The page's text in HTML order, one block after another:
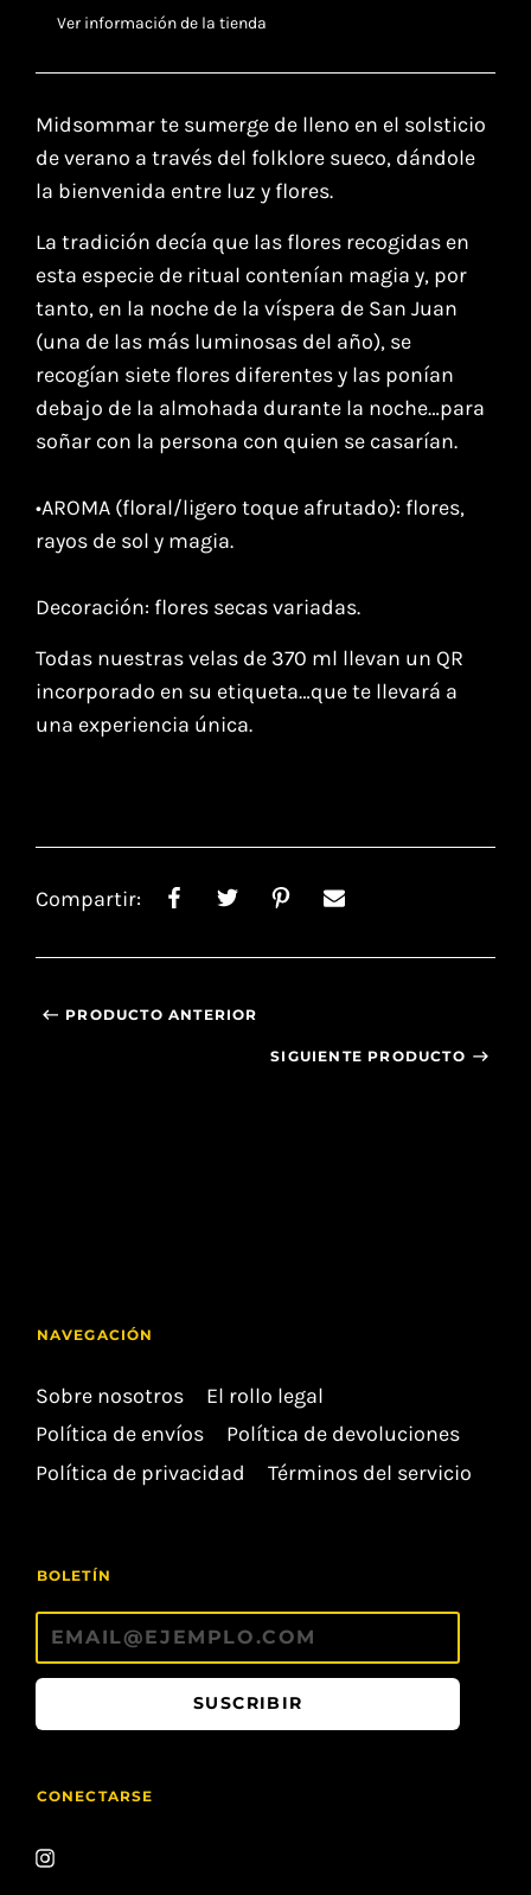
Ver información de la tienda
Midsommar te sumerge de lleno en el solsticio
de verano a través del folklore sueco, dándole
la bienvenida entre luz y flores.⁣
La tradición decía que las flores recogidas en
esta especie de ritual contenían magia y, por
tanto, en la noche de la víspera de San Juan
(una de las más luminosas del año), se
recogían siete flores diferentes y las ponían
debajo de la almohada durante la noche…para
soñar con la persona con quien se casarían.⁣
•AROMA (floral/ligero toque afrutado): flores,
rayos de sol y magia.
Decoración: flores secas variadas.
Todas nuestras velas de 370 ml llevan un QR
incorporado en su etiqueta…que te llevará a
una experiencia única.
Compartir:
PRODUCTO ANTERIOR
SIGUIENTE PRODUCTO
NAVEGACIÓN
Sobre nosotros
El rollo legal
Política de envíos
Política de devoluciones
Política de privacidad
Términos del servicio
BOLETÍN
SUSCRIBIR
CONECTARSE